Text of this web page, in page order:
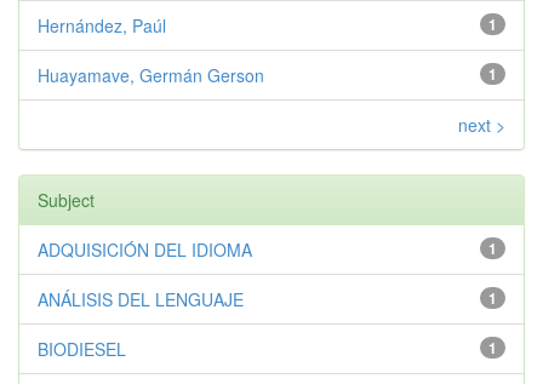
1
Hernández, Paúl
1
Huayamave, Germán Gerson
next >
Subject
1
ADQUISICIÓN DEL IDIOMA
1
ANÁLISIS DEL LENGUAJE
1
BIODIESEL